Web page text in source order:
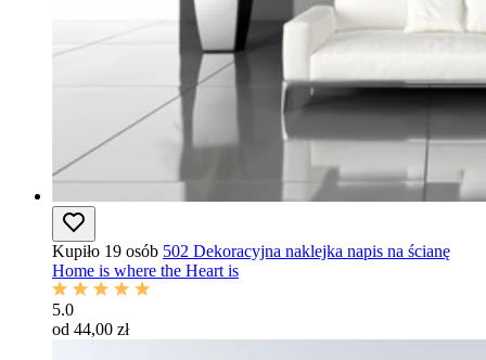
Kupiło 19 osób 502 Dekoracyjna naklejka napis na ścianę
Home is where the Heart is
5.0
od 44,00 zł